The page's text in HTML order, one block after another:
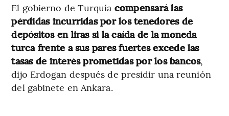
El gobierno de Turquía compensará las
pérdidas incurridas por los tenedores de
depósitos en liras si la caída de la moneda
turca frente a sus pares fuertes excede las
tasas de interés prometidas por los bancos,
dijo Erdogan después de presidir una reunión
del gabinete en Ankara.